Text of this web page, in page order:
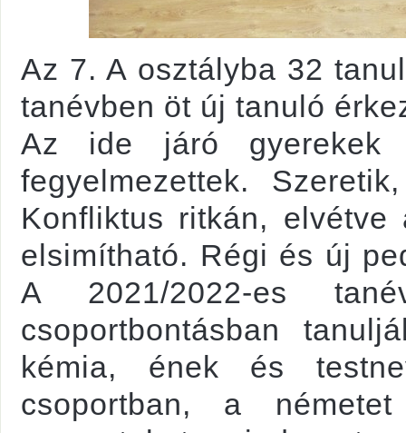
Az 7. A osztályba 32
tanévben öt új tanuló
Az ide járó gyerekek
fegyelmezettek.
Konfliktus ritkán,
elsimítható. Régi és új
A 2021/2022-es
csoportbontásban
kémia, ének és
csoportban, a